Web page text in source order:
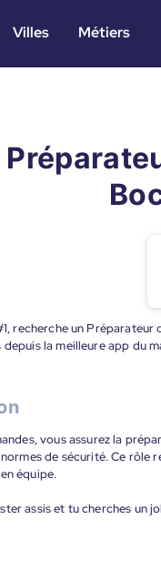
Villes Métiers
recherche un
la meilleure app du
vous assurez la
de sécurité. Ce rôle
équipe.
assis et tu cherches un